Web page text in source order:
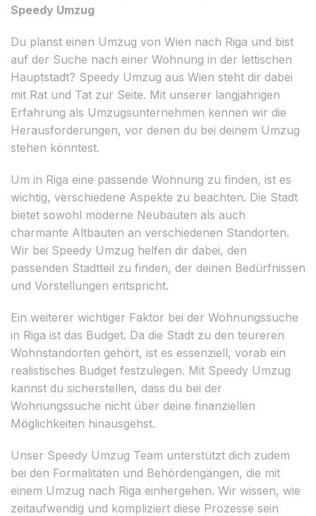
Speedy Umzug
Du planst einen Umzug von Wien nach Riga und bist
auf der Suche nach einer Wohnung in der lettischen
Hauptstadt? Speedy Umzug aus Wien steht dir dabei
mit Rat und Tat zur Seite. Mit unserer langjährigen
Erfahrung als Umzugsunternehmen kennen wir die
Herausforderungen, vor denen du bei deinem Umzug
stehen könntest.
Um in Riga eine passende Wohnung zu finden, ist es
wichtig, verschiedene Aspekte zu beachten. Die Stadt
bietet sowohl moderne Neubauten als auch
charmante Altbauten an verschiedenen Standorten.
Wir bei Speedy Umzug helfen dir dabei, den
passenden Stadtteil zu finden, der deinen Bedürfnissen
und Vorstellungen entspricht.
Ein weiterer wichtiger Faktor bei der Wohnungssuche
in Riga ist das Budget. Da die Stadt zu den teureren
Wohnstandorten gehört, ist es essenziell, vorab ein
realistisches Budget festzulegen. Mit Speedy Umzug
kannst du sicherstellen, dass du bei der
Wohnungssuche nicht über deine finanziellen
Möglichkeiten hinausgehst.
Unser Speedy Umzug Team unterstützt dich zudem
bei den Formalitäten und Behördengängen, die mit
einem Umzug nach Riga einhergehen. Wir wissen, wie
zeitaufwendig und kompliziert diese Prozesse sein